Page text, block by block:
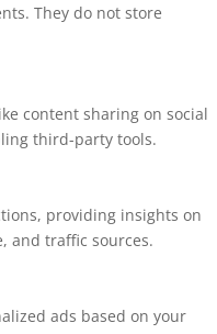
They do not store
content sharing on social
third-party tools.
providing insights on
and traffic sources.
ads based on your